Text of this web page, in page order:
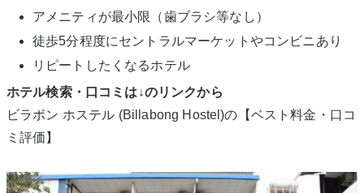
アメニティが最小限（歯ブラシ等なし）
徒歩5分程度にセントラルマーケットやコンビニあり
リピートしたくなるホテル
ホテル検索・口コミは↓のリンクから
ビラボン ホステル (Billabong Hostel)の【ベスト料金・口コ
ミ評価】